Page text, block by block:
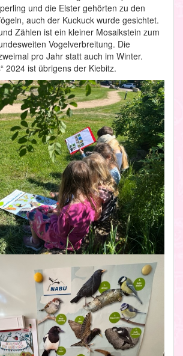
und die Elster gehörten zu den
auch der Kuckuck wurde gesichtet.
Zählen ist ein kleiner Mosaikstein zum
Vogelverbreitung. Die
pro Jahr statt auch im Winter.
2024 ist übrigens der Kiebitz.